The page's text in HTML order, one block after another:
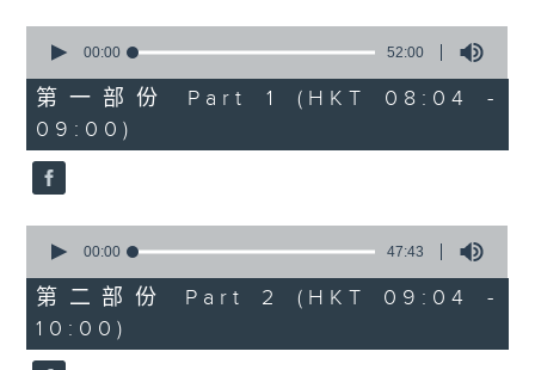
seconds
52
minutes,
0
seconds
00:00 52:00
第一部份 Part 1 (HKT 08:04 -
09:00)
seconds
47
minutes,
43
seconds
00:00 47:43
第二部份 Part 2 (HKT 09:04 -
10:00)